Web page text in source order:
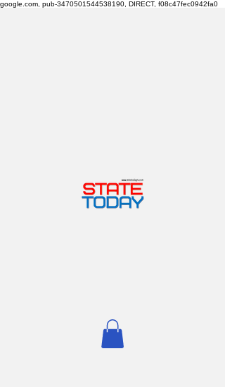
google.com, pub-3470501544538190, DIRECT, f08c47fec0942fa0